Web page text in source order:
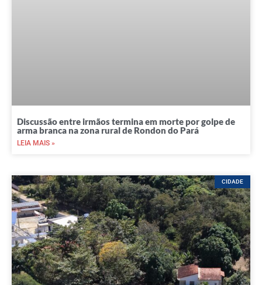
Discussão entre irmãos termina em morte por golpe de
arma branca na zona rural de Rondon do Pará
LEIA MAIS »
CIDADE